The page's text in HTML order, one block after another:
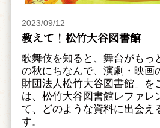
2023/09/12
教えて！松竹大谷図書館
歌舞伎を知ると、舞台がもっ
の秋にちなんで、演劇・映画
財団法人松竹大谷図書館」を
は、松竹大谷図書館レファレ
て、どのような資料に出会え
す。